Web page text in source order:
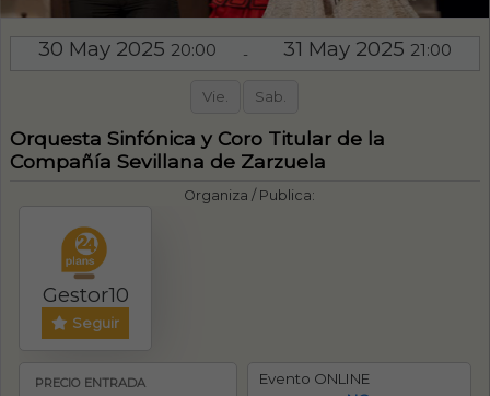
30 May 2025 20:00 - 31 May 2025 21:00
Vie. Sab.
Orquesta Sinfónica y Coro Titular de la
Compañía Sevillana de Zarzuela
Organiza / Publica:
Gestor10
Seguir
PRECIO ENTRADA
Evento ONLINE